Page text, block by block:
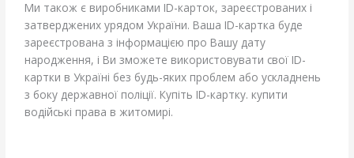
Ми також є виробниками ID-карток, зареєстрованих і
затверджених урядом України. Ваша ID-картка буде
зареєстрована з інформацією про Вашу дату
народження, і Ви зможете використовувати свої ID-
картки в Україні без будь-яких проблем або ускладнень
з боку державної поліції. Купіть ID-картку. купити
водійські права в житомирі.